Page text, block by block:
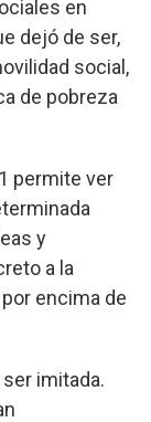
en
dejó de ser,
social,
de pobreza
permite ver
y
a la
encima de
imitada.